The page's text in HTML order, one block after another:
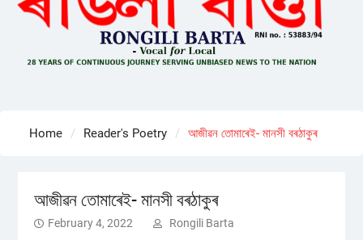
Home Reader's Poetry আজীৱন তোমাৰেই- মানসী বৰঠাকুৰ
আজীৱন তোমাৰেই- মানসী বৰঠাকুৰ
February 4, 2022 Rongili Barta